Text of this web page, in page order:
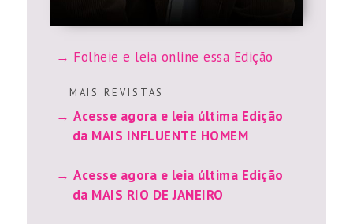
Folheie e leia online essa Edição
M A I S R E V I S T A S
Acesse agora e leia última Edição
da MAIS INFLUENTE HOMEM
Acesse agora e leia última Edição
da MAIS RIO DE JANEIRO